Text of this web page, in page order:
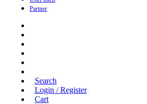
Partner
Search
Login / Register
Cart